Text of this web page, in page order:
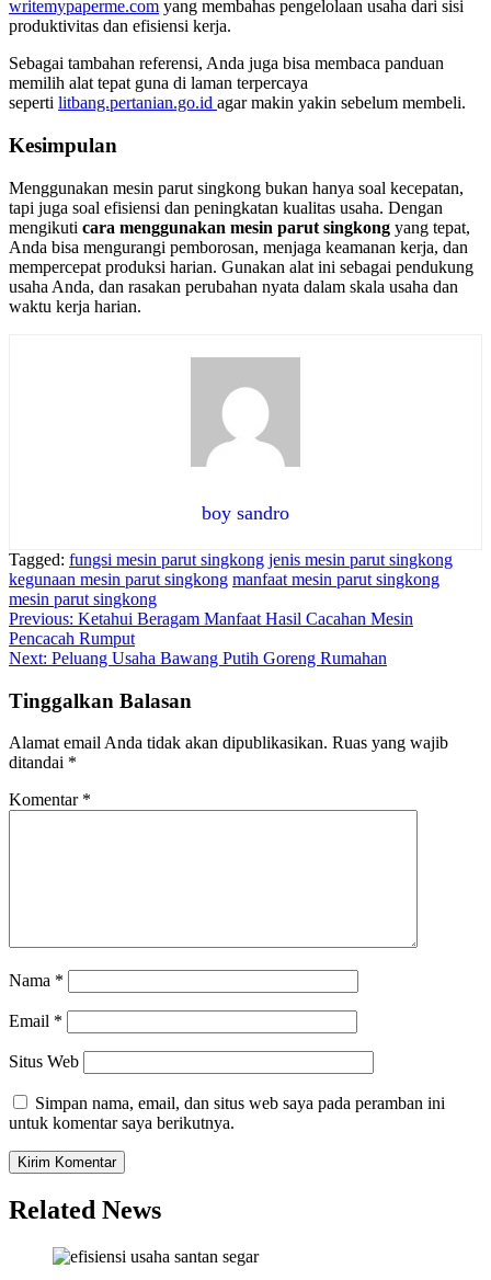
writemypaperme.com yang membahas pengelolaan usaha dari sisi
produktivitas dan efisiensi kerja.
Sebagai tambahan referensi, Anda juga bisa membaca panduan
memilih alat tepat guna di laman terpercaya
seperti litbang.pertanian.go.id agar makin yakin sebelum membeli.
Kesimpulan
Menggunakan mesin parut singkong bukan hanya soal kecepatan,
tapi juga soal efisiensi dan peningkatan kualitas usaha. Dengan
mengikuti cara menggunakan mesin parut singkong yang tepat,
Anda bisa mengurangi pemborosan, menjaga keamanan kerja, dan
mempercepat produksi harian. Gunakan alat ini sebagai pendukung
usaha Anda, dan rasakan perubahan nyata dalam skala usaha dan
waktu kerja harian.
boy sandro
Tagged: fungsi mesin parut singkong jenis mesin parut singkong
kegunaan mesin parut singkong manfaat mesin parut singkong
mesin parut singkong
Navigasi
pos
Previous: Ketahui Beragam Manfaat Hasil Cacahan Mesin
Pencacah Rumput
Next: Peluang Usaha Bawang Putih Goreng Rumahan
Tinggalkan Balasan
Alamat email Anda tidak akan dipublikasikan. Ruas yang wajib
ditandai *
Komentar *
Nama *
Email *
Situs Web
Simpan nama, email, dan situs web saya pada peramban ini
untuk komentar saya berikutnya.
Related News